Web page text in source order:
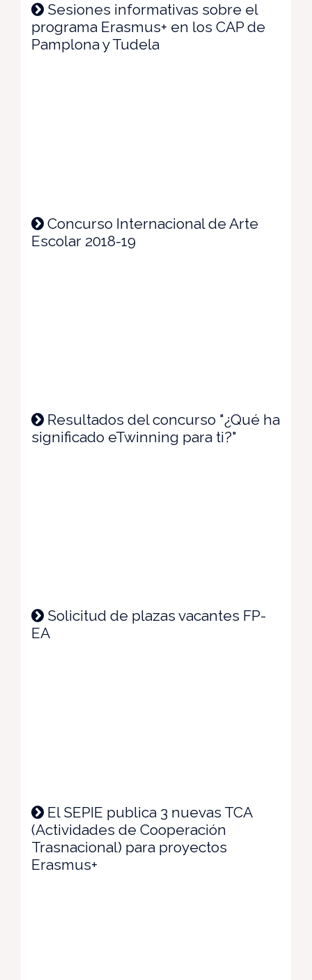
Sesiones informativas sobre el
programa Erasmus+ en los CAP de
Pamplona y Tudela
Concurso Internacional de Arte
Escolar 2018-19
Resultados del concurso "¿Qué ha
significado eTwinning para ti?"
Solicitud de plazas vacantes FP-
EA
El SEPIE publica 3 nuevas TCA
(Actividades de Cooperación
Trasnacional) para proyectos
Erasmus+